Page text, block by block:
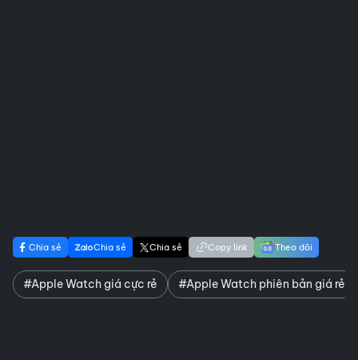
Chia sẻ Chia sẻ Chia sẻ Copy link Theo dõi
#Apple Watch giá cực rẻ #Apple Watch phiên bản giá rẻ